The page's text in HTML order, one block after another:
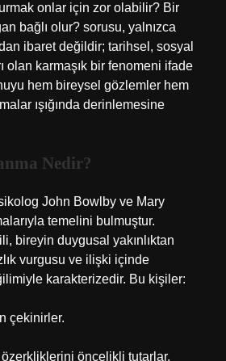
onlar için zor olabilir? Bir
bağlı olur? sorusu, yalnızca
ibaret değildir; tarihsel, sosyal
olan karmaşık bir fenomeni ifade
hem bireysel gözlemler hem
ışığında derinlemesine
Nedir?
John Bowlby ve Mary
temelini bulmuştur.
bireyin duygusal yakınlıktan
vurgusu ve ilişki içinde
karakterizedir. Bu kişiler:
çekinirler.
özerkliklerini öncelikli tutarlar.